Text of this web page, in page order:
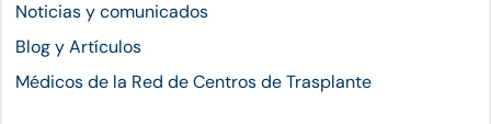
Noticias y comunicados
Blog y Artículos
Médicos de la Red de Centros de Trasplante